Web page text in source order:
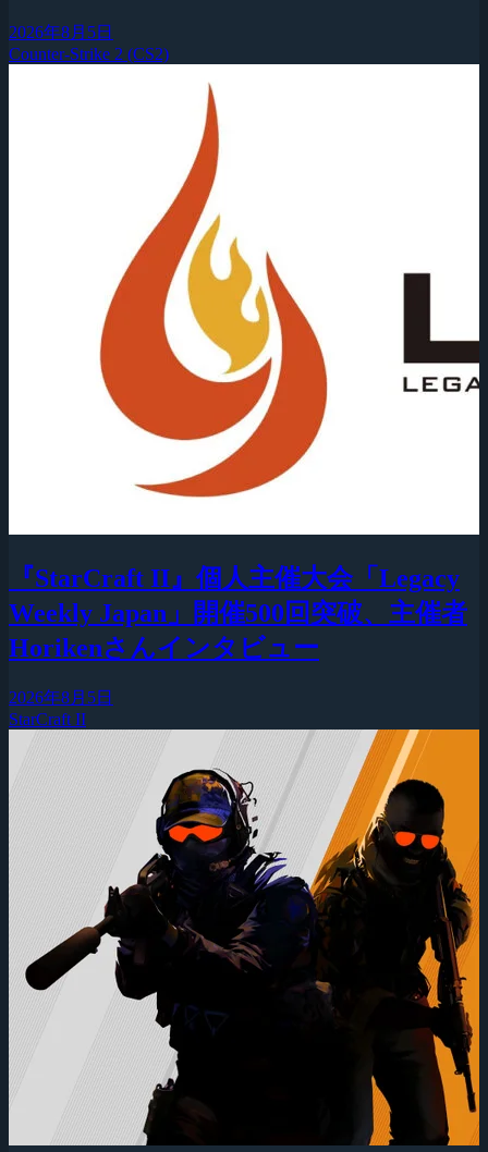
2026年8月5日
Counter-Strike 2 (CS2)
『StarCraft II』個人主催大会「Legacy
Weekly Japan」開催500回突破、主催者
Horikenさんインタビュー
2026年8月5日
StarCraft II